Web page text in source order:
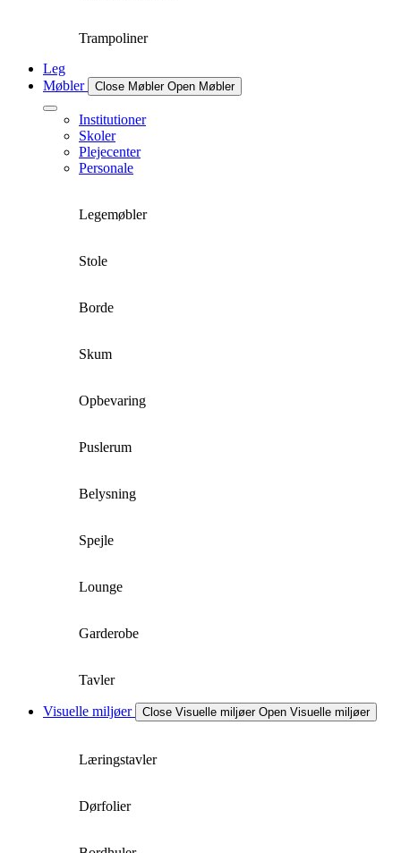
Trampoliner
Leg
Møbler
Close Møbler Open Møbler
Institutioner
Skoler
Plejecenter
Personale
Legemøbler
Stole
Borde
Skum
Opbevaring
Puslerum
Belysning
Spejle
Lounge
Garderobe
Tavler
Visuelle miljøer Close Visuelle miljøer Open Visuelle miljøer
Læringstavler
Dørfolier